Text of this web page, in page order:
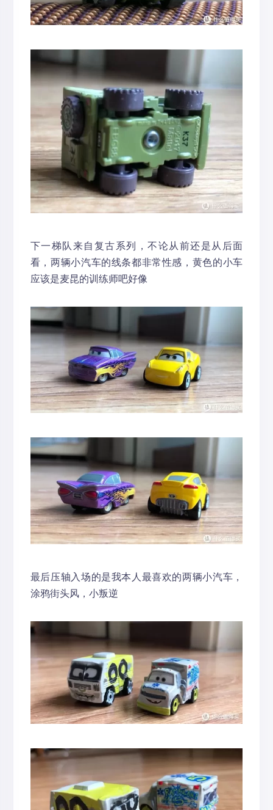
下一梯队来自复古系列，不论从前还是从后面
看，两辆小汽车的线条都非常性感，黄色的小车
应该是麦昆的训练师吧好像
最后压轴入场的是我本人最喜欢的两辆小汽车，
涂鸦街头风，小叛逆